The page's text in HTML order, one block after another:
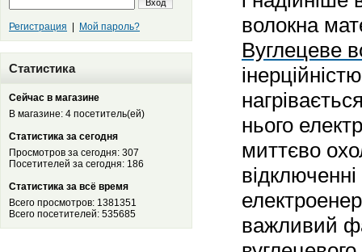
Вход
Регистрация Мой пароль?
Статистика
Сейчас в магазине
В магазине: 4 посетитель(ей)
Статистика за сегодня
Просмотров за сегодня: 307
Посетителей за сегодня: 186
Статистика за всё время
Всего просмотров: 1381351
Всего посетителей: 535685
волокна
Вуглецеве
нього
миттєво
відключенні
важливий